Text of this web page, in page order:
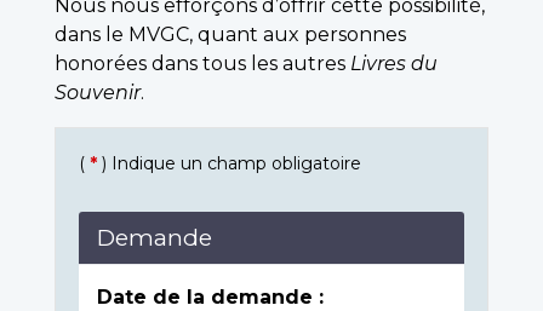
Nous nous efforçons d’offrir cette possibilité,
dans le MVGC, quant aux personnes
honorées dans tous les autres Livres du
Souvenir.
( * ) Indique un champ obligatoire
Demande
Date de la demande :